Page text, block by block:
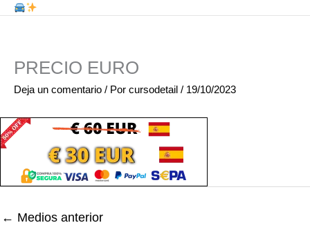
PRECIO EURO
Deja un comentario / Por cursodetail / 19/10/2023
← Medios anterior